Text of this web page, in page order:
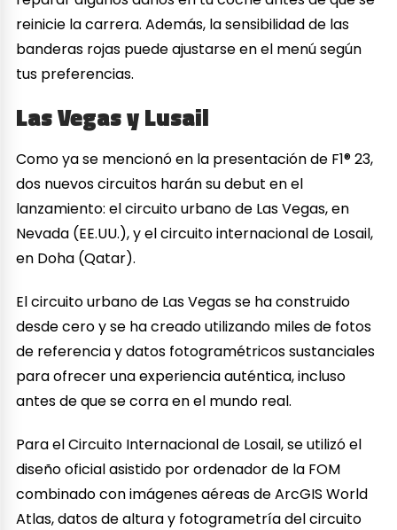
reinicie la carrera. Además, la sensibilidad de las
banderas rojas puede ajustarse en el menú según
tus preferencias.
Las Vegas y Lusail
Como ya se mencionó en la presentación de F1® 23,
dos nuevos circuitos harán su debut en el
lanzamiento: el circuito urbano de Las Vegas, en
Nevada (EE.UU.), y el circuito internacional de Losail,
en Doha (Qatar).
El circuito urbano de Las Vegas se ha construido
desde cero y se ha creado utilizando miles de fotos
de referencia y datos fotogramétricos sustanciales
para ofrecer una experiencia auténtica, incluso
antes de que se corra en el mundo real.
Para el Circuito Internacional de Losail, se utilizó el
diseño oficial asistido por ordenador de la FOM
combinado con imágenes aéreas de ArcGIS World
Atlas, datos de altura y fotogrametría del circuito